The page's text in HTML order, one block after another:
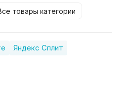
товары категории
Яндекс Сплит